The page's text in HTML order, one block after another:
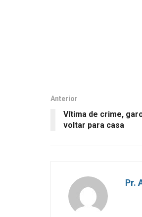
Anterior
Vítima de crime,
voltar para casa
Pr.